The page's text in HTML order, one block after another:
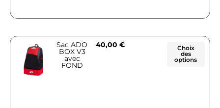
Sac ADO
BOX V3
avec
FOND
40,00 €
Choix
des
options